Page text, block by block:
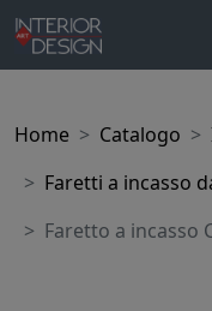
Home Catalogo
Faretti a incasso
Faretto a incasso